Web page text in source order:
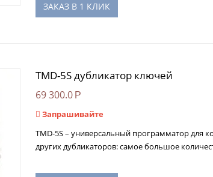
ЗАКАЗ В 1 КЛИК
TMD-5S дубликатор ключей
69 300.0 Р
Запрашивайте
TMD-5S – универсальный программатор для
других дубликаторов: самое большое